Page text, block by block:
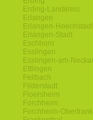
Erding-Landkreis
Erlangen
Erlangen-Hoechstadt
Erlangen-Stadt
Eschborn
Esslingen
Esslingen-am-
Ettlingen
Fellbach
Filderstadt
Floersheim
Forchheim
Forchheim-